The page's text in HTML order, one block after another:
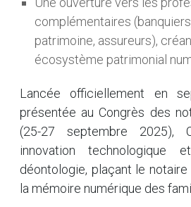
complémentaires
patrimoine, assureurs),
écosystème patrimonial
Lancée officiellement en
présentée au Congrès des
(25-27 septembre 2025),
innovation
déontologie, plaçant le
la mémoire numérique des